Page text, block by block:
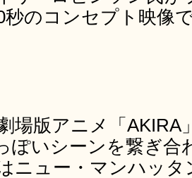
秒のコンセプト映像
場版アニメ「
ぽいシーンを繋ぎ
ニュー・マンハッ